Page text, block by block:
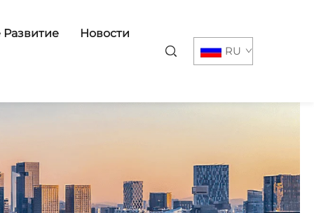
Развитие Новости
RU